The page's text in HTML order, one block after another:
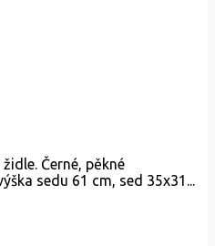
Černé, pěkné
sedu 61 cm, sed 35x31...